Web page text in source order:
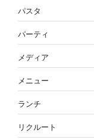
パスタ
パーティ
メディア
メニュー
ランチ
リクルート